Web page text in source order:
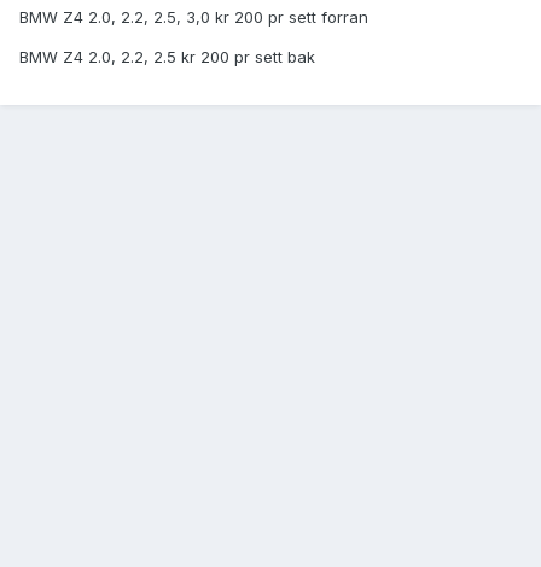
BMW Z4 2.0, 2.2, 2.5, 3,0 kr 200 pr sett forran
BMW Z4 2.0, 2.2, 2.5 kr 200 pr sett bak